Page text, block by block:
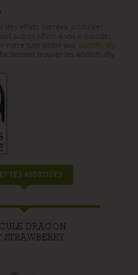
des effets sucrées, acidulées,
autres effets à vos e-liquides
notre tuto dédié aux additifs diy,
trouver les additifs diy
ASSOCIÉES